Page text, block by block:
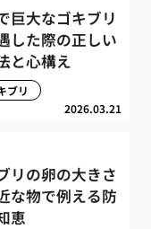
巨大なゴキブリ
した際の正しい
と心構え
2026.03.21
ブリ
リの卵の大きさ
な物で例える防
恵